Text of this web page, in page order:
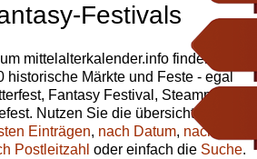
Festivals
mittelalterkalender.info finden Sie
historische Märkte und Feste - egal
Fantasy Festival, Steampunk,
Nutzen Sie die übersichtliche
Einträgen, nach Datum, nach Ort
Postleitzahl oder einfach die Suche.